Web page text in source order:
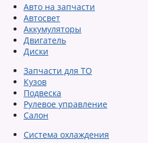
Авто на запчасти
Автосвет
Аккумуляторы
Двигатель
Диски
Запчасти для ТО
Кузов
Подвеска
Рулевое управление
Салон
Система охлаждения